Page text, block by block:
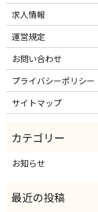
求人情報
運営規定
お問い合わせ
プライバシーポリシー
サイトマップ
お知らせ